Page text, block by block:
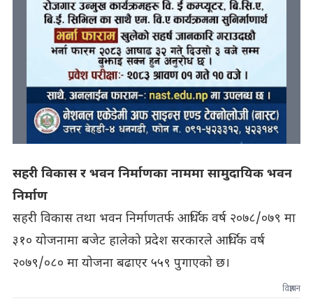
सहरी विकास र भवन निर्माणका नाममा सामुदायिक भवन
निर्माण
सहरी विकास तथा भवन निर्माणतर्फ आर्थिक वर्ष २०७८/०७९ मा
३१० योजनामा बजेट हालेको प्रदेश सरकारले आर्थिक वर्ष
२०७९/०८० मा योजना बढाएर ५५९ पुगाएको छ।
विज्ञापन